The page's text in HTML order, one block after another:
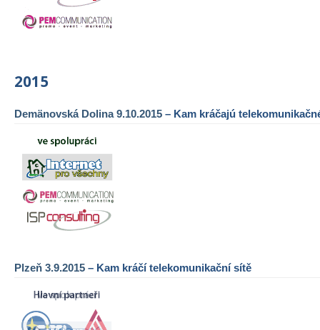
2015
Demänovská Dolina 9.10.2015 – Kam kráčajú
Plzeň 3.9.2015 – Kam kráčí telekomunikační sítě